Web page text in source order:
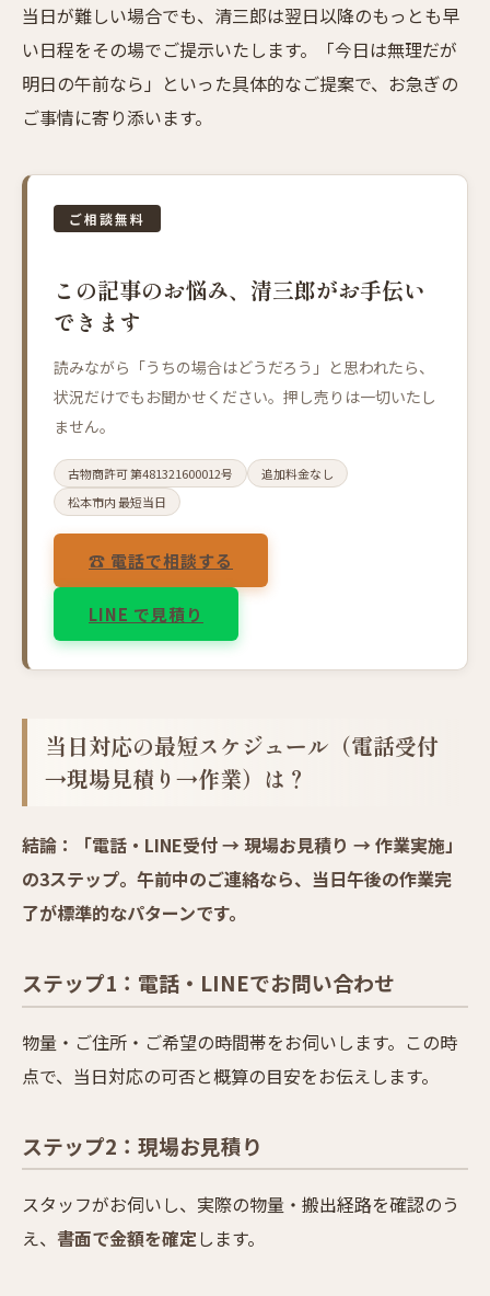
当日が難しい場合でも、清三郎は翌日以降のもっとも早
い日程をその場でご提示いたします。「今日は無理だが
明日の午前なら」といった具体的なご提案で、お急ぎの
ご事情に寄り添います。
ご相談無料
この記事のお悩み、清三郎がお手伝い
できます
読みながら「うちの場合はどうだろう」と思われたら、
状況だけでもお聞かせください。押し売りは一切いたし
ません。
古物商許可 第481321600012号
追加料金なし
松本市内 最短当日
☎ 電話で相談する
LINE で見積り
当日対応の最短スケジュール（電話受付
→現場見積り→作業）は？
結論：「電話・LINE受付 → 現場お見積り → 作業実施」
の3ステップ。午前中のご連絡なら、当日午後の作業完
了が標準的なパターンです。
ステップ1：電話・LINEでお問い合わせ
物量・ご住所・ご希望の時間帯をお伺いします。この時
点で、当日対応の可否と概算の目安をお伝えします。
ステップ2：現場お見積り
スタッフがお伺いし、実際の物量・搬出経路を確認のう
え、 書面で金額を確定します。